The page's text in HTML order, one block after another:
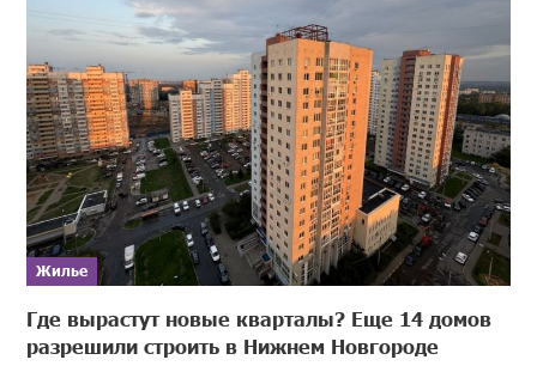
Жилье
Где вырастут новые кварталы? Еще 14 домов
разрешили строить в Нижнем Новгороде